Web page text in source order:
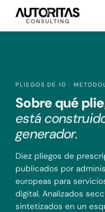
PLIEGOS DE 10 ·
Sobre qué
está
generador.
Diez pliegos de
publicados por
europeas para
digital. Analizados
sintetizados en un